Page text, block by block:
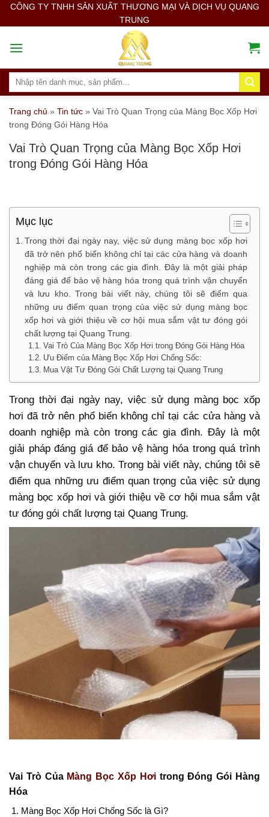
SkipCÔNG TY TNHH SẢN XUẤT THƯƠNG MẠI VÀ DỊCH VỤ QUANG
TRUNG
Search
Trang chủ » Tin tức » Vai Trò Quan Trọng của Màng Bọc Xốp Hơi
trong Đóng Gói Hàng Hóa
Vai Trò Quan Trọng của Màng Bọc Xốp Hơi
trong Đóng Gói Hàng Hóa
Mục lục
Trong thời đại ngày nay, việc sử dụng màng bọc xốp hơi
đã trở nên phổ biến không chỉ tại các cửa hàng và doanh
nghiệp mà còn trong các gia đình. Đây là một giải pháp
đáng giá để bảo vệ hàng hóa trong quá trình vận chuyển
và lưu kho. Trong bài viết này, chúng tôi sẽ điểm qua
những ưu điểm quan trọng của việc sử dụng màng bọc
xốp hơi và giới thiệu về cơ hội mua sắm vật tư đóng gói
chất lượng tại Quang Trung.
Vai Trò Của Màng Bọc Xốp Hơi trong Đóng Gói Hàng Hóa
Ưu Điểm của Màng Bọc Xốp Hơi Chống Sốc:
Mua Vật Tư Đóng Gói Chất Lượng tại Quang Trung
Trong thời đại ngày nay, việc sử dụng màng bọc xốp
hơi đã trở nên phổ biến không chỉ tại các cửa hàng và
doanh nghiệp mà còn trong các gia đình. Đây là một
giải pháp đáng giá để bảo vệ hàng hóa trong quá trình
vận chuyển và lưu kho. Trong bài viết này, chúng tôi sẽ
điểm qua những ưu điểm quan trọng của việc sử dụng
màng bọc xốp hơi và giới thiệu về cơ hội mua sắm vật
tư đóng gói chất lượng tại Quang Trung.
Vai Trò Của Màng Bọc Xốp Hơitrong Đóng Gói Hàng
Hóa
Màng Bọc Xốp Hơi Chống Sốc là Gì?